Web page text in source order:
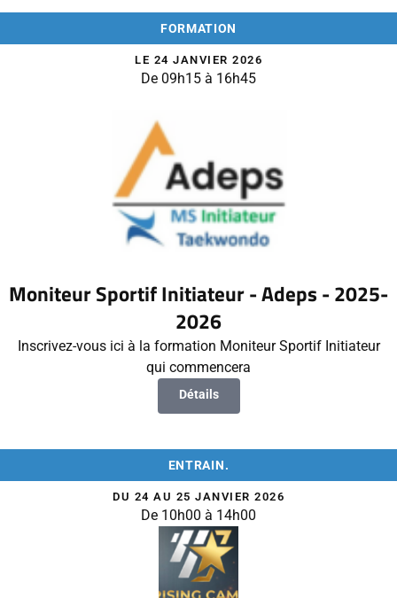
FORMATION
LE 24 JANVIER 2026
De 09h15 à 16h45
Moniteur Sportif Initiateur - Adeps - 2025-
2026
Inscrivez-vous ici à la formation Moniteur Sportif Initiateur
qui commencera
Détails
ENTRAIN.
DU 24 AU 25 JANVIER 2026
De 10h00 à 14h00